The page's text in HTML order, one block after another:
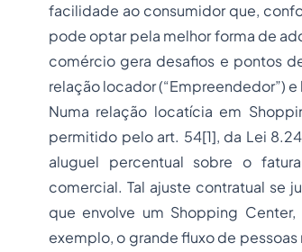
facilidade ao consumidor que,
pode optar pela melhor forma de
comércio gera desafios e pontos
relação locador (“Empreendedor”) e
Numa relação locatícia em
permitido pelo art. 54[1], da Lei
aluguel percentual sobre o
comercial. Tal ajuste contratual se
que envolve um Shopping
exemplo, o grande fluxo de